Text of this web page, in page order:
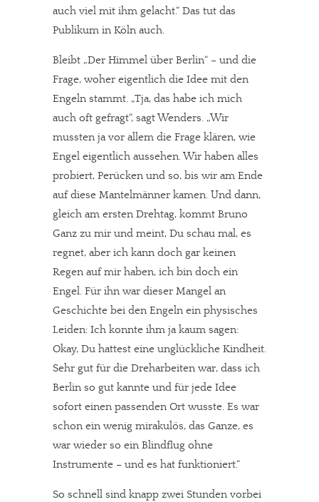
In eigener Sache
Dir gefällt unsere Arbeit?
meinesuedstadt.de finanziert sich durch Partnerprofile und
auch viel mit ihm gelacht.“ Das tut das
Publikum in Köln auch.
Bleibt „Der Himmel über Berlin“ – und die
Frage, woher eigentlich die Idee mit den
Engeln stammt. „Tja, das habe ich mich
auch oft gefragt“, sagt Wenders. „Wir
mussten ja vor allem die Frage klären, wie
Engel eigentlich aussehen. Wir haben alles
probiert, Perücken und so, bis wir am Ende
auf diese Mantelmänner kamen. Und dann,
gleich am ersten Drehtag, kommt Bruno
Ganz zu mir und meint, Du schau mal, es
regnet, aber ich kann doch gar keinen
Regen auf mir haben, ich bin doch ein
Engel. Für ihn war dieser Mangel an
Geschichte bei den Engeln ein physisches
Leiden: Ich konnte ihm ja kaum sagen:
Okay, Du hattest eine unglückliche Kindheit.
Sehr gut für die Dreharbeiten war, dass ich
Berlin so gut kannte und für jede Idee
sofort einen passenden Ort wusste. Es war
schon ein wenig mirakulös, das Ganze, es
war wieder so ein Blindflug ohne
Instrumente – und es hat funktioniert.“
So schnell sind knapp zwei Stunden vorbei